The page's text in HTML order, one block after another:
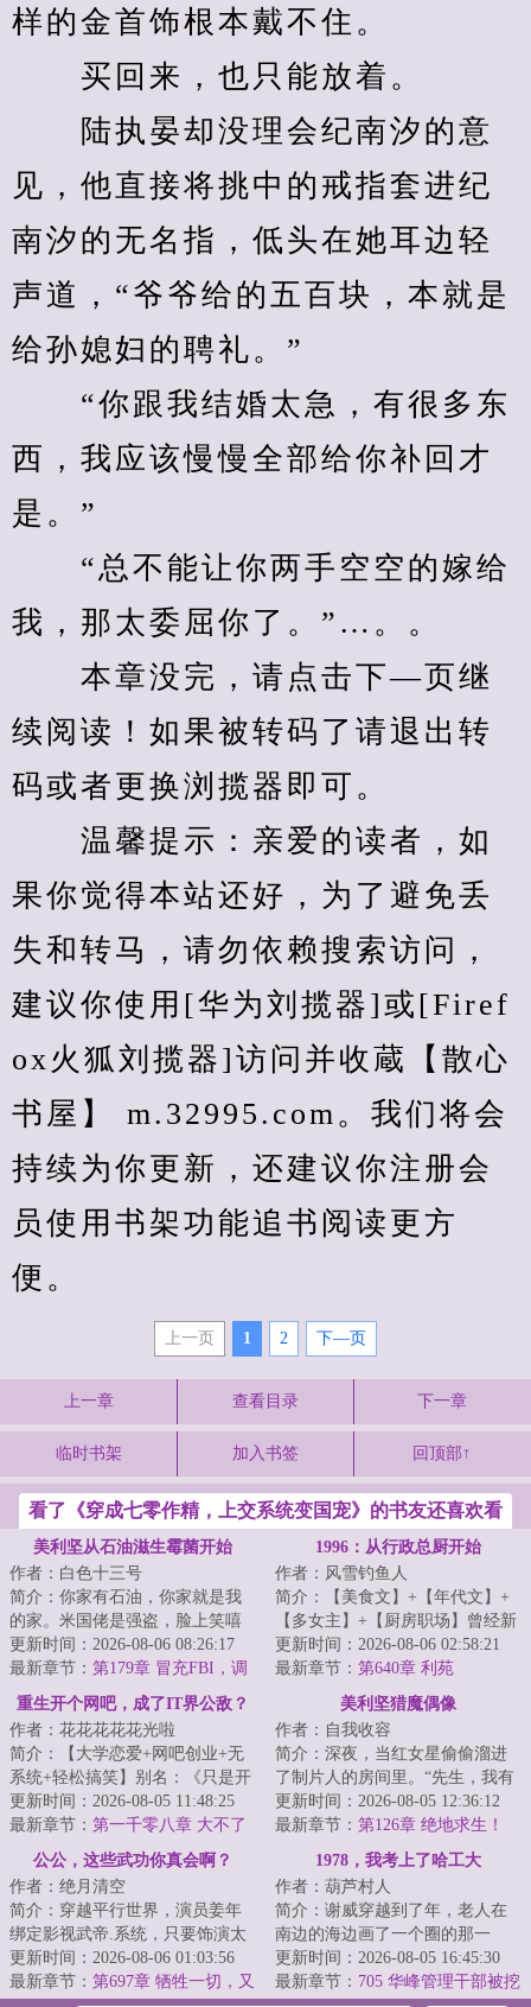
样的金首饰根本戴不住。
买回来，也只能放着。
陆执晏却没理会纪南汐的意
见，他直接将挑中的戒指套进纪
南汐的无名指，低头在她耳边轻
声道，“爷爷给的五百块，本就是
给孙媳妇的聘礼。”
“你跟我结婚太急，有很多东
西，我应该慢慢全部给你补回才
是。”
“总不能让你两手空空的嫁给
我，那太委屈你了。”…。。
本章没完，请点击下—页继
续阅读！如果被转码了请退出转
码或者更换浏揽器即可。
温馨提示：亲爱的读者，如
果你觉得本站还好，为了避免丢
失和转马，请勿依赖搜索访问，
建议你使用[华为刘揽器]或[Firef
ox火狐刘揽器]访问并收蔵【散心
书屋】 m.32995.com。我们将会
持续为你更新，还建议你注册会
员使用书架功能追书阅读更方
便。
上一页 1 2 下—页
上一章 查看目录 下一章
临时书架 加入书签 回顶部↑
看了《穿成七零作精，上交系统变国宠》的书友还喜欢看
美利坚从石油滋生霉菌开始
作者：白色十三号
简介：你家有石油，你家就是我
的家。米国佬是强盗，脸上笑嘻
嘻，背后挂大刀，见到好东西，
什么都想要，要...
更新时间：2026-08-06 08:26:17
最新章节： 第179章 冒充FBI，调
查LAPD
1996：从行政总厨开始
作者：风雪钓鱼人
简介：【美食文】+【年代文】+
【多女主】+【厨房职场】曾经新
式融合菜掌门人陈芝虎重生了。
看着眼前的破...
更新时间：2026-08-06 02:58:21
最新章节： 第640章 利苑
重生开个网吧，成了IT界公敌？
作者：花花花花花光啦
简介：【大学恋爱+网吧创业+无
系统+轻松搞笑】别名：《只是开
个网吧，怎么就有伤风化
了？》、《这个网吧...
更新时间：2026-08-05 11:48:25
最新章节： 第一千零八章 大不了
就互相伤害！
美利坚猎魔偶像
作者：自我收容
简介：深夜，当红女星偷偷溜进
了制片人的房间里。“先生，我有
理由怀疑维克多先生除了好莱坞
巨星的以外，...
更新时间：2026-08-05 12:36:12
最新章节： 第126章 绝地求生！
（求追读~）
公公，这些武功你真会啊？
作者：绝月清空
简介：穿越平行世界，演员姜年
绑定影视武帝.系统，只要饰演太
监，就能获得所饰太监的全部功
夫。在一部不...
更新时间：2026-08-06 01:03:56
最新章节： 第697章 牺牲一切，又
1978，我考上了哈工大
作者：葫芦村人
简介：谢威穿越到了年，老人在
南边的海边画了一个圈的那一
年，也是恢复高考的第二年。了
解时代发展脉络的...
更新时间：2026-08-05 16:45:30
最新章节： 705 华峰管理干部被挖